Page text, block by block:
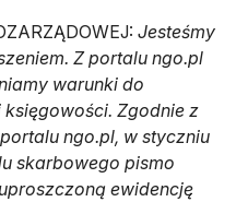
Jesteśmy
Z portalu ngo.pl
warunki do
Zgodnie z
ngo.pl, w styczniu
skarbowego pismo
ewidencję